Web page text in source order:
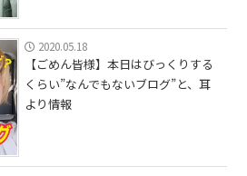
2020.05.18
【ごめん皆様】本日はびっくりする
くらい”なんでもないブログ”と、耳
より情報